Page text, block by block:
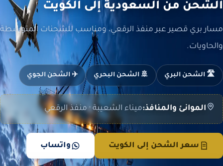
الشحن من السعودية إلى الكويت
مسار بري قصير عبر منفذ الرقعي، ومناسب للشحنات المتوسطة
والحاويات.
🛣️ الشحن البري 🚢 الشحن البحري ✈️ الشحن الجوي
الموانئ والمنافذ:ميناء الشعيبة · منفذ الرقعي
سعر الشحن إلى الكويت واتساب